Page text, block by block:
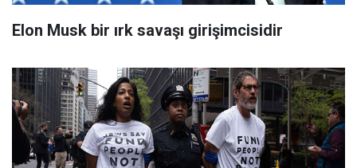
Elon Musk bir ırk savaşı girişimcisidir